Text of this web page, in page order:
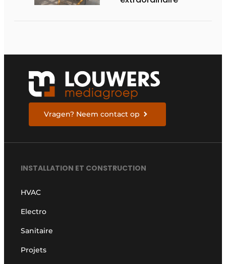
Vragen? Neem contact op
INSTALLATION ET CONSTRUCTION
HVAC
Electro
Sanitaire
Projets